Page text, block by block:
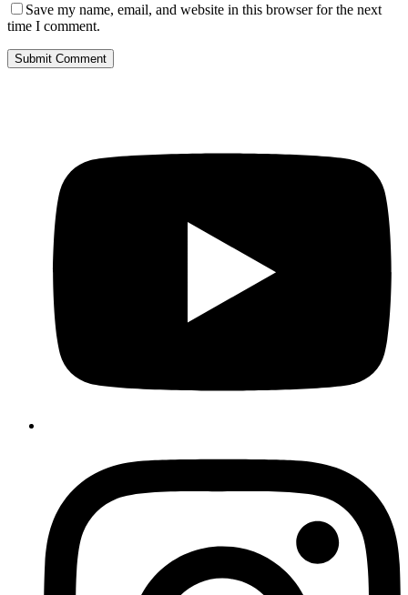
Save my name, email, and website in this browser for the next
time I comment.